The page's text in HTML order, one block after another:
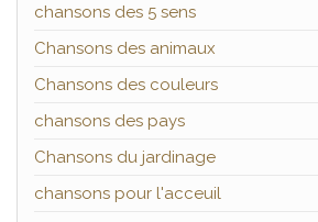
chansons des 5 sens
Chansons des animaux
Chansons des couleurs
chansons des pays
Chansons du jardinage
chansons pour l'acceuil